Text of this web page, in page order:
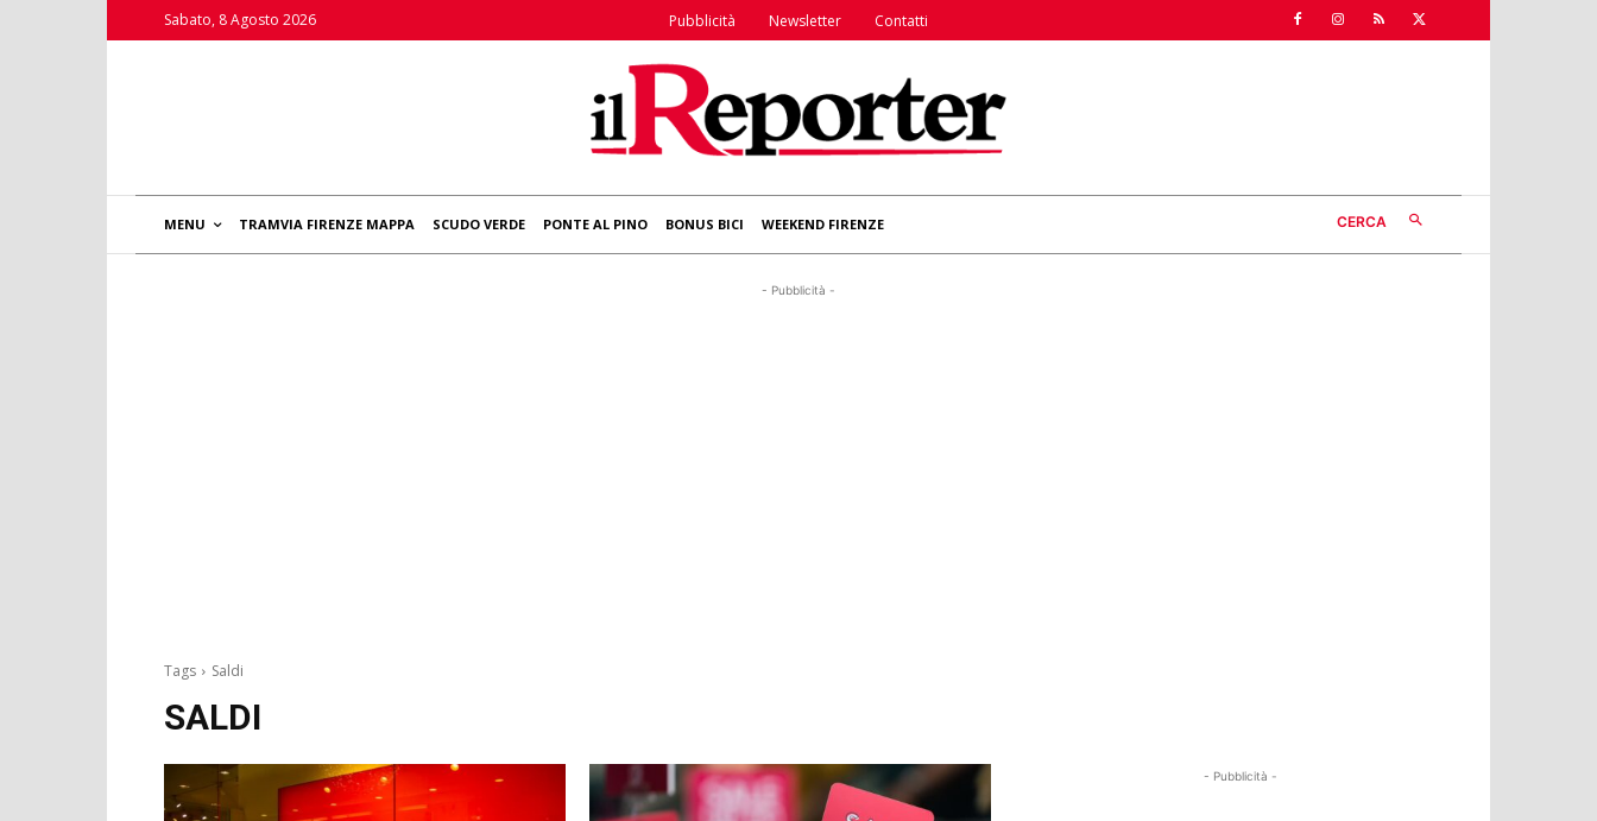
Sabato, 8 Agosto 2026 Pubblicità Newsletter Contatti
MENU TRAMVIA FIRENZE MAPPA SCUDO VERDE PONTE AL PINO BONUS BICI WEEKEND FIRENZE CERCA
- Pubblicità -
Tags Saldi
SALDI
- Pubblicità -